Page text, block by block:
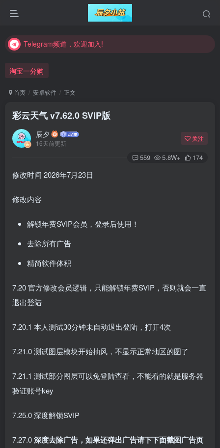
Telegram频道，欢迎加入!
Telegram频道，欢迎加入!
淘宝一分购
首页 安卓软件 正文
彩云天气 v7.62.0 SVIP版
辰夕
16天前更新
关注
559 5.8W+ 174
修改时间 2026年7月23日
修改内容
解锁年费SVIP会员，登录后使用！
去除所有广告
精简软件体积
7.20 官方修改会员逻辑，只能解锁年费SVIP，否则就会一直
退出登陆
7.20.1 本人测试30分钟未自动退出登陆，打开4次
7.21.0 测试图层模块开始抽风，不显示正常地区的图了
7.21.1 测试部分图层可以免登陆查看，不能看的就是服务器
验证账号key
7.25.0 深度解锁SVIP
7.27.0深度去除广告，如果还弹出广告请下下面截图广告页